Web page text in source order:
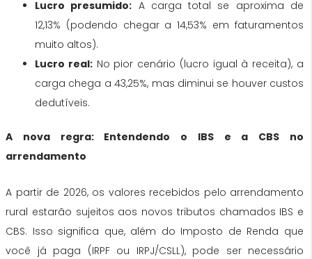
Lucro presumido: A carga total se aproxima de
12,13% (podendo chegar a 14,53% em faturamentos
muito altos).
Lucro real:No pior cenário (lucro igual à receita), a
carga chega a 43,25%, mas diminui se houver custos
dedutíveis.
A nova regra: Entendendo o IBS e a CBS no
arrendamento
A partir de 2026, os valores recebidos pelo arrendamento
rural estarão sujeitos aos novos tributos chamados IBS e
CBS. Isso significa que, além do Imposto de Renda que
você já paga (IRPF ou IRPJ/CSLL), pode ser necessário